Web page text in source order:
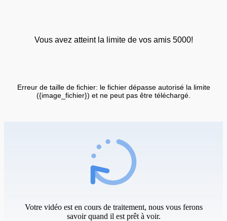
Vous avez atteint la limite de vos amis 5000!
Erreur de taille de fichier: le fichier dépasse autorisé la limite
({image_fichier}) et ne peut pas être téléchargé.
Votre vidéo est en cours de traitement, nous vous ferons
savoir quand il est prêt à voir.